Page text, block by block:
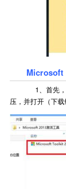
Microsoft
1、首先，
压，并打开（下